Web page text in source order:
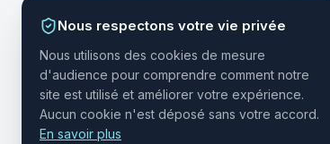
Nous respectons votre vie privée
Nous utilisons des cookies de mesure
d'audience pour comprendre comment notre
site est utilisé et améliorer votre expérience.
Aucun cookie n'est déposé sans votre accord.
En savoir plus